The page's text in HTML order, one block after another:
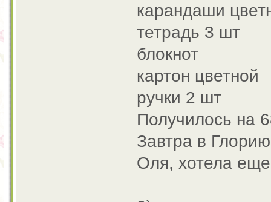
карандаши
тетрадь 3 шт
блокнот
картон цветной
ручки 2 шт
Получилось на
Завтра в
Оля, хотела